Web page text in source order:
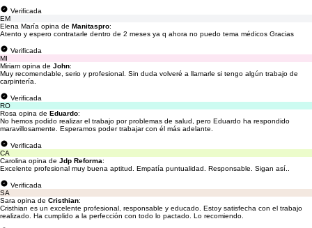
Verificada
EM
Elena María opina de Manitaspro:
Atento y espero contratarle dentro de 2 meses ya q ahora no puedo tema médicos Gracias
Verificada
MI
Miriam opina de John:
Muy recomendable, serio y profesional. Sin duda volveré a llamarle si tengo algún trabajo de
carpintería.
Verificada
RO
Rosa opina de Eduardo:
No hemos podido realizar el trabajo por problemas de salud, pero Eduardo ha respondido
maravillosamente. Esperamos poder trabajar con él más adelante.
Verificada
CA
Carolina opina de Jdp Reforma:
Excelente profesional muy buena aptitud. Empatía puntualidad. Responsable. Sigan así..
Verificada
SA
Sara opina de Cristhian:
Cristhian es un excelente profesional, responsable y educado. Estoy satisfecha con el trabajo
realizado. Ha cumplido a la perfección con todo lo pactado. Lo recomiendo.